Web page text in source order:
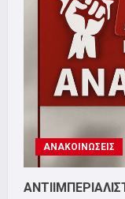
ΑΝΑΚΟΙΝΩΣΕΙΣ